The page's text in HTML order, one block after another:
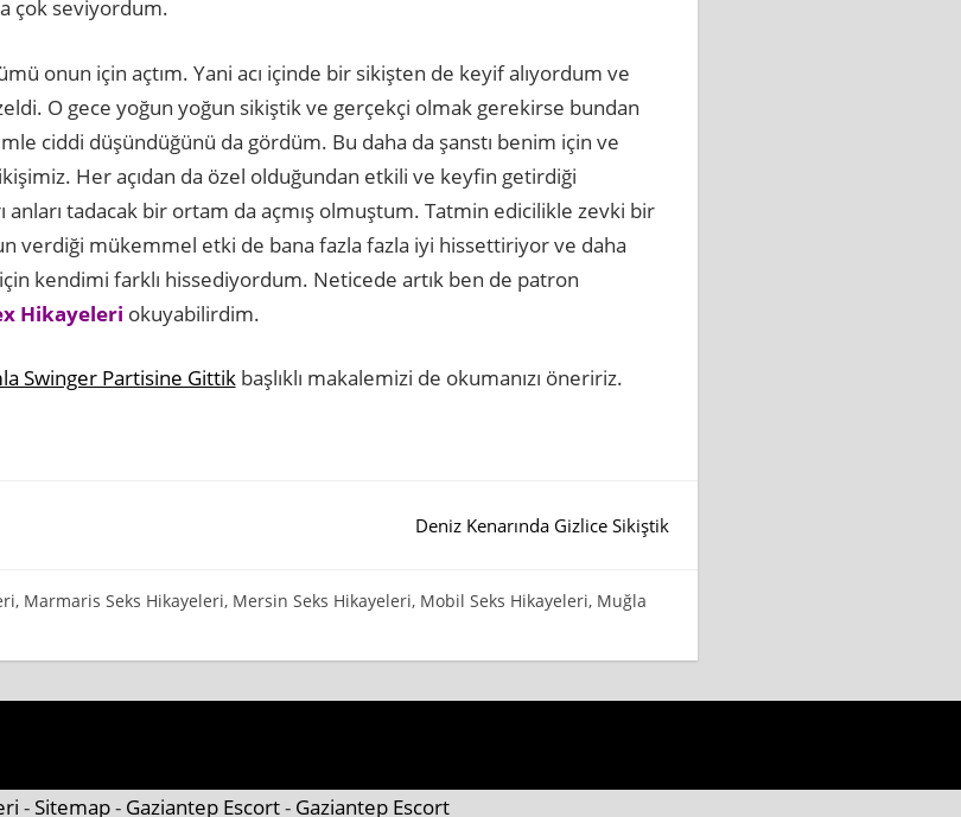
çok seviyordum.
onun için açtım. Yani acı içinde bir sikişten de keyif alıyordum ve
O gece yoğun yoğun sikiştik ve gerçekçi olmak gerekirse bundan
ciddi düşündüğünü da gördüm. Bu daha da şanstı benim için ve
Her açıdan da özel olduğundan etkili ve keyfin getirdiği
tadacak bir ortam da açmış olmuştum. Tatmin edicilikle zevki bir
verdiği mükemmel etki de bana fazla fazla iyi hissettiriyor ve daha
kendimi farklı hissediyordum. Neticede artık ben de patron
Hikayeleri okuyabilirdim.
Swinger Partisine Gittikbaşlıklı makalemizi de okumanızı öneririz.
Deniz Kenarında Gizlice Sikiştik
, Marmaris Seks Hikayeleri, Mersin Seks Hikayeleri, Mobil Seks Hikayeleri, Muğla
-Sitemap- Gaziantep Escort- Gaziantep Escort